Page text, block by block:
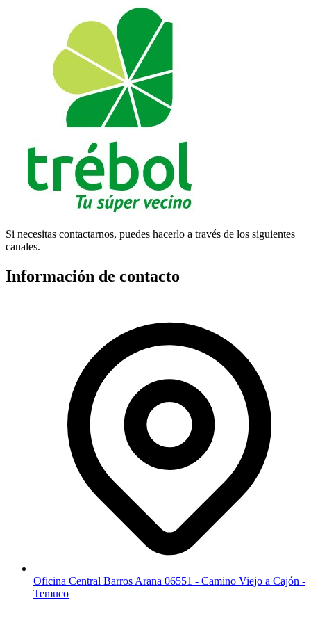
Si necesitas contactarnos, puedes hacerlo a través de los siguientes
canales.
Información de contacto
Oficina Central Barros Arana 06551 - Camino Viejo a Cajón -
Temuco